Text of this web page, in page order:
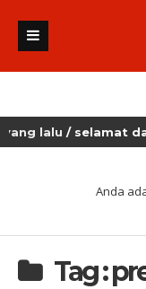
/ selamat datang
Anda
Tag :